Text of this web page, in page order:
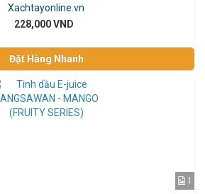
Xachtayonline.vn
228,000 VND
Đặt Hàng Nhanh
1